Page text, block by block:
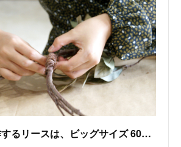
『はじめて制作するリースは、ビッグサイズ 60cm ☆☆☆』